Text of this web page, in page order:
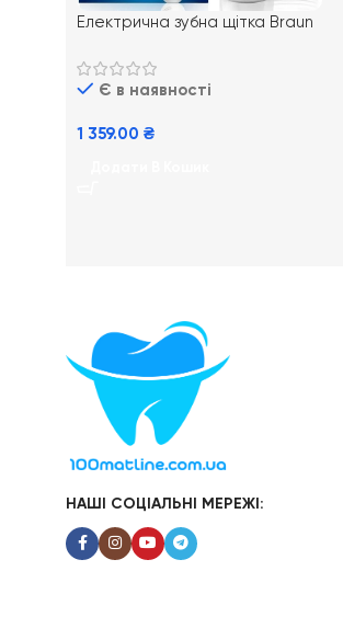
Електрична зубна щітка Braun
Action Black
Є в наявності
1 359.00 ₴
НАШІ СОЦІАЛЬНІ МЕРЕЖІ: